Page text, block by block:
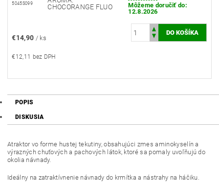
5045S099
CHOCORANGE FLUO
Môžeme doručiť do:
12.8.2026
€14,90 / ks
€12,11 bez DPH
POPIS
DISKUSIA
Atraktor vo forme hustej tekutiny, obsahujúci zmes aminokyselín a
výrazných chuťových a pachových látok, ktoré sa pomaly uvoľňujú do
okolia návnady.
Ideálny na zatraktívnenie návnady do krmítka a nástrahy na háčiku.